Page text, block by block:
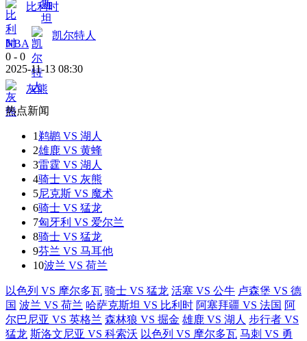
比利时
NBA
凯尔特人
0 - 0
2025-11-13 08:30
灰熊
热点新闻
1 鹈鹕 VS 湖人
2雄鹿 VS 黄蜂
3雷霆 VS 湖人
4骑士 VS 灰熊
5尼克斯 VS 魔术
6骑士 VS 猛龙
7匈牙利 VS 爱尔兰
8骑士 VS 猛龙
9芬兰 VS 马耳他
10波兰 VS 荷兰
以色列 VS 摩尔多瓦 骑士 VS 猛龙 活塞 VS 公牛 卢森堡 VS 德
国 波兰 VS 荷兰 哈萨克斯坦 VS 比利时 阿塞拜疆 VS 法国 阿
尔巴尼亚 VS 英格兰 森林狼 VS 掘金 雄鹿 VS 湖人 步行者 VS
猛龙 斯洛文尼亚 VS 科索沃 以色列 VS 摩尔多瓦 马刺 VS 勇